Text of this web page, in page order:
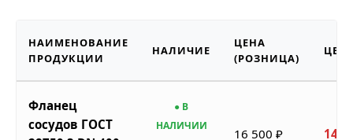
НАИМЕНОВАНИЕ
ПРОДУКЦИИ
НАЛИЧИЕ
ЦЕНА
(РОЗНИЦА)
Фланец
сосудов ГОСТ
● В
НАЛИЧИИ
16 500 ₽ 14